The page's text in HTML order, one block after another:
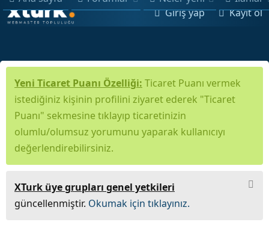
Giriş yap Kayıt ol
Yeni Ticaret Puanı Özelliği: Ticaret Puanı vermek
istediğiniz kişinin profilini ziyaret ederek "Ticaret
Puanı" sekmesine tıklayıp ticaretinizin
olumlu/olumsuz yorumunu yaparak kullanıcıyı
değerlendirebilirsiniz.
XTurk üye grupları genel yetkileri
güncellenmiştir. Okumak için tıklayınız.